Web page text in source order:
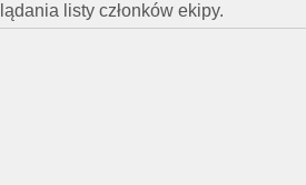
listy członków ekipy.